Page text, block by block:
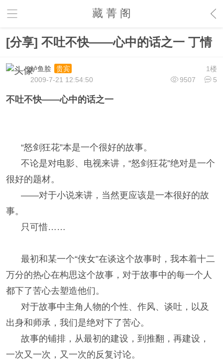
藏 菁 阁
[分享] 不吐不快——心中的话之一 丁情
1楼
鲈鱼脍
贵宾
9507
5
2009-7-21 12:54:50
不吐不快——心中的话之一
“怒剑狂花”本是一个很好的故事。
不论是对电影、电视来讲，“怒剑狂花”绝对是一个
很好的题材。
——对于小说来讲，当然更应该是一本很好的故
事。
只可惜……
最初和某一个“侠女”在谈这个故事时，我本着十二
万分的热心在构思这个故事，对于故事中的每一个人
都下了苦心去塑造他们。
对于故事中主角人物的个性、作风、谈吐，以及
出身和师承，我们是绝对下了苦心。
故事的铺排，从最初的建设，到推翻，再建设，
一次又一次，又一次的反复讨论。